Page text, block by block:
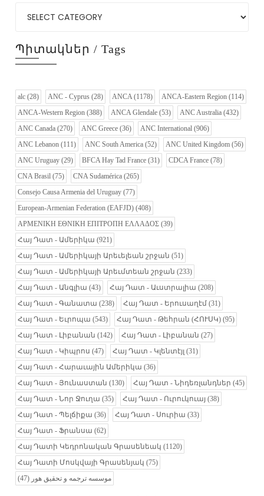
Պիտակներ / Tags
alc (28) ANC - Cyprus (28) ANCA(1178) ANCA-Eastern Region (114)
ANCA-Western Region (388) ANCA Glendale (53) ANC Australia (432)
ANC Canada (270) ANC Greece (36) ANC International (906)
ANC Lebanon (111) ANC South America (52) ANC United Kingdom (56)
ANC Uruguay (29) BFCA Hay Tad France (31) CDCA France (78)
CNA Brasil (75) CNA Sudamérica (265)
Consejo Causa Armenia del Uruguay (77)
European-Armenian Federation (EAFJD) (408)
ΑΡΜΕΝΙΚΗ ΕΘΝΙΚΗ ΕΠΙΤΡΟΠΗ ΕΛΛΑΔΟΣ (39)
Հայ Դատ - Ամերիկա (921)
Հայ Դատ - Ամերիկայի Արեւելեան շրջան (51)
Հայ Դատ - Ամերիկայի Արեւմտեան շրջան (233)
Հայ Դատ - Անգլիա (43) Հայ Դատ - Աւստրալիա (208)
Հայ Դատ - Գանատա (238) Հայ Դատ - Երուսաղէմ (31)
Հայ Դատ - Եւրոպա (543) Հայ Դատ - Թեհրան (ՀՈՒՍԿ) (95)
Հայ Դատ - Լիբանան (142) Հայ Դատ - Լիբանան (27)
Հայ Դատ - Կիպրոս (47) Հայ Դատ - Կլենտէյլ (31)
Հայ Դատ - Հարաւային Ամերիկա (36)
Հայ Դատ - Յունաստան (130) Հայ Դատ - Նիդեռլանդներ (45)
Հայ Դատ - Նոր Ջուղա (35) Հայ Դատ - Ուրուկուայ (38)
Հայ Դատ - Պելճիքա (36) Հայ Դատ - Սուրիա (33)
Հայ Դատ - Ֆրանսա (62)
Հայ Դատի Կեդրոնական Գրասենեակ (1120)
Հայ Դատի Մոսկվայի Գրասենյակ (75)
موسسه ترجمه و تحقیق هور (47)